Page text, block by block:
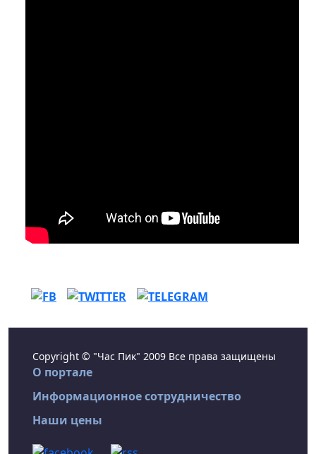
Copyright © "Час Пик" 2009 Все права защищены
О портале
Информационное сотрудничество
Наши цены